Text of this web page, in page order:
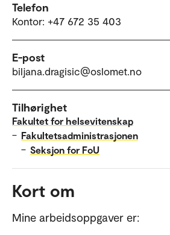
Telefon
Kontor: +47 672 35 403
E-post
biljana.dragisic@oslomet.no
Tilhørighet
Fakultet for helsevitenskap
– Fakultetsadministrasjonen
– Seksjon for FoU
Kort om
Mine arbeidsoppgaver er: